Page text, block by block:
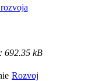
692.35 kB
Rozvoj